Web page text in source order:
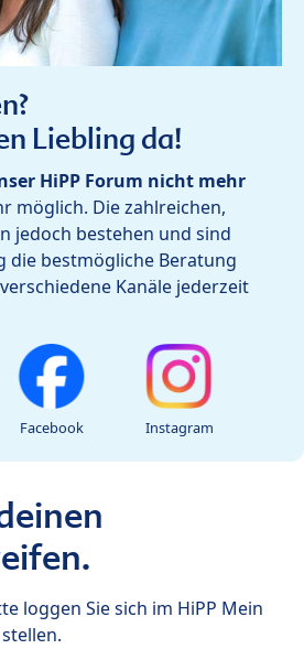
Liebling da!
HiPP Forum nicht mehr
möglich. Die zahlreichen,
jedoch bestehen und sind
bestmögliche Beratung
Kanäle jederzeit
Facebook Instagram
loggen Sie sich im HiPP Mein